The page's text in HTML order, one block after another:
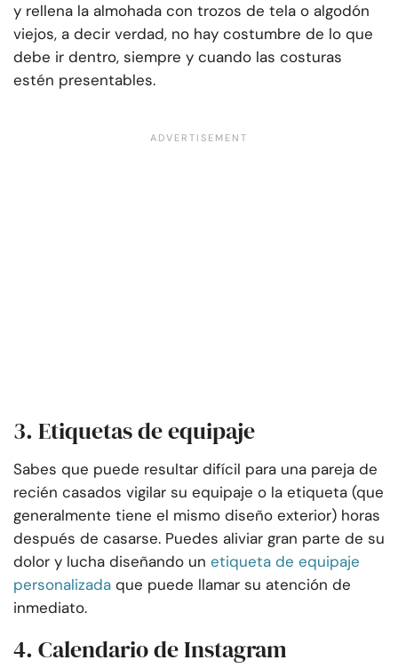
y rellena la almohada con trozos de tela o algodón
viejos, a decir verdad, no hay costumbre de lo que
debe ir dentro, siempre y cuando las costuras
estén presentables.
3. Etiquetas de equipaje
Sabes que puede resultar difícil para una pareja de
recién casados vigilar su equipaje o la etiqueta (que
generalmente tiene el mismo diseño exterior) horas
después de casarse. Puedes aliviar gran parte de su
dolor y lucha diseñando un etiqueta de equipaje
personalizada que puede llamar su atención de
inmediato.
4. Calendario de Instagram